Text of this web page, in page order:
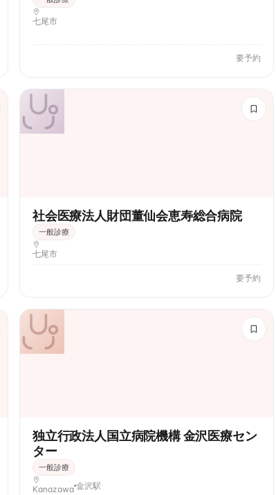
七尾市
要予約
社会医療法人財団董仙会恵寿総合病院
一般診療
七尾市
要予約
独立行政法人国立病院機構 金沢医療セン
ター
一般診療
Kanazawa 金沢駅